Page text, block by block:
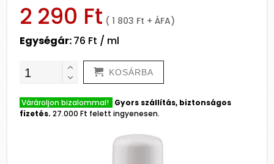
2 290 Ft ( 1 803 Ft + ÁFA)
Egységár:76 Ft / ml
KOSÁRBA
Várároljon bizalommal! Gyors szállítás, biztonságos
fizetés. 27.000 Ft felett ingyenesen.